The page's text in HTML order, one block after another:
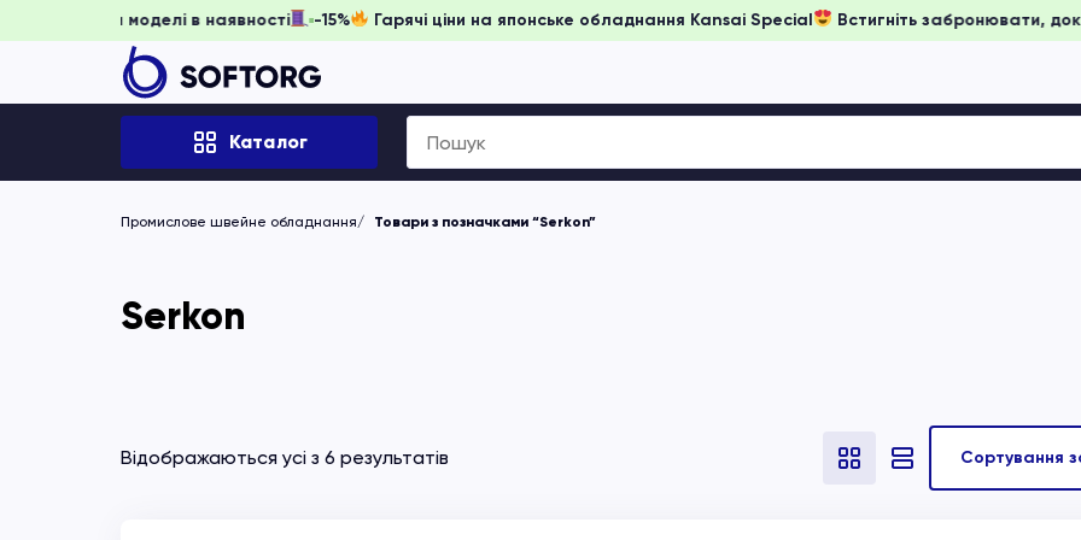
забронювати, доки моделі в наявності -15% Гарячі ціни на японське обладнання Kansai Special Встигніть
Каталог
Search
for:
Промислове швейне обладнання Товари з позначками “Serkon”
Serkon
Відображаються усі з 6 результатів